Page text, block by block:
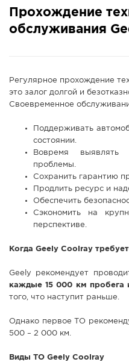
НОВОСТИ
СПРАВОЧНИК
АФИША
КАМЕРЫ
КОНКУРСЫ
СТАТЬИ
ГОЛОСОВАНИЯ
ФОТО
Прохождение
обслуживания
Регулярное прохождение
это залог долгой и
Своевременное
Поддерживать
состоянии.
Вовремя выявлять
проблемы.
Сохранить гарантию
Продлить ресурс и
Обеспечить
Сэкономить на
перспективе.
Когда Geely Coolray
Geely рекомендует
каждые 15 000 км пробега
того, что наступит раньше.
Однако первое ТО
500 – 2 000 км.
Виды ТО Geely Coolray